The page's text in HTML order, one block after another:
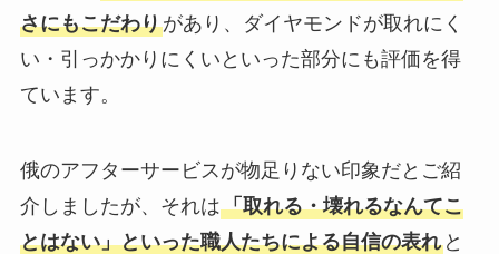
さにもこだわりがあり、ダイヤモンドが取れにく
い・引っかかりにくいといった部分にも評価を得
ています。
俄のアフターサービスが物足りない印象だとご紹
介しましたが、それは「取れる・壊れるなんてこ
とはない」といった職人たちによる自信の表れと